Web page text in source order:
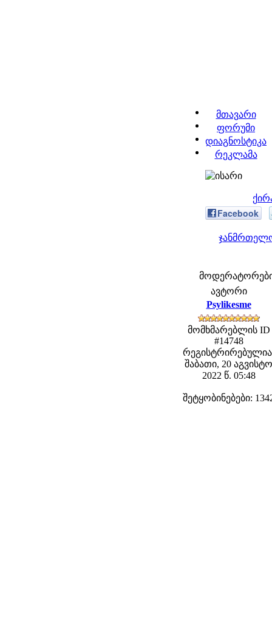
მთავარი
ფორუმი
დიაგნოსტიკა
რეკლამა
Facebook
მოდერატორები:
ავტორი
Psylikesme
მომხმარებლის ID
#14748
შაბათი, 20 აგვისტო
2022 წ. 05:48
შეტყობინებები: